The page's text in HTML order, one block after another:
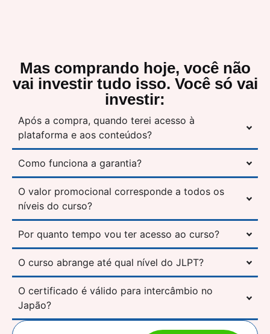
Mas comprando hoje, você não
vai investir tudo isso. Você só vai
investir:
Após a compra, quando terei acesso à
plataforma e aos conteúdos?
Como funciona a garantia?
O valor promocional corresponde a todos os
níveis do curso?
Por quanto tempo vou ter acesso ao curso?
O curso abrange até qual nível do JLPT?
O certificado é válido para intercâmbio no
Japão?